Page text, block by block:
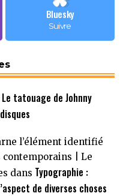
Bluesky
Suivre
Le tatouage de Johnny
l’élément identifié
contemporains | Le
dans Typographie :
de diverses choses